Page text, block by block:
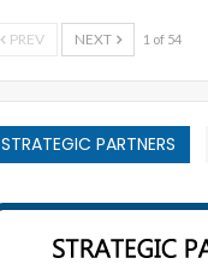
PREV NEXT 1 of 54
STRATEGIC PARTNERS